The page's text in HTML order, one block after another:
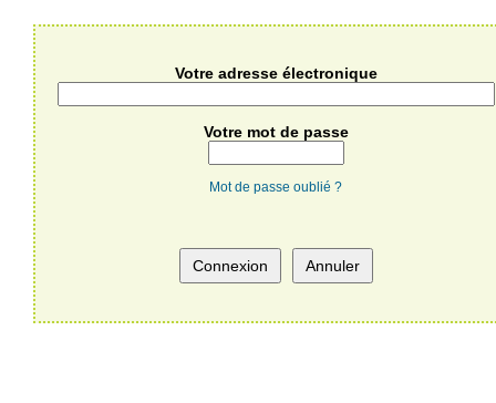
Votre adresse électronique
Votre mot de passe
Mot de passe oublié ?